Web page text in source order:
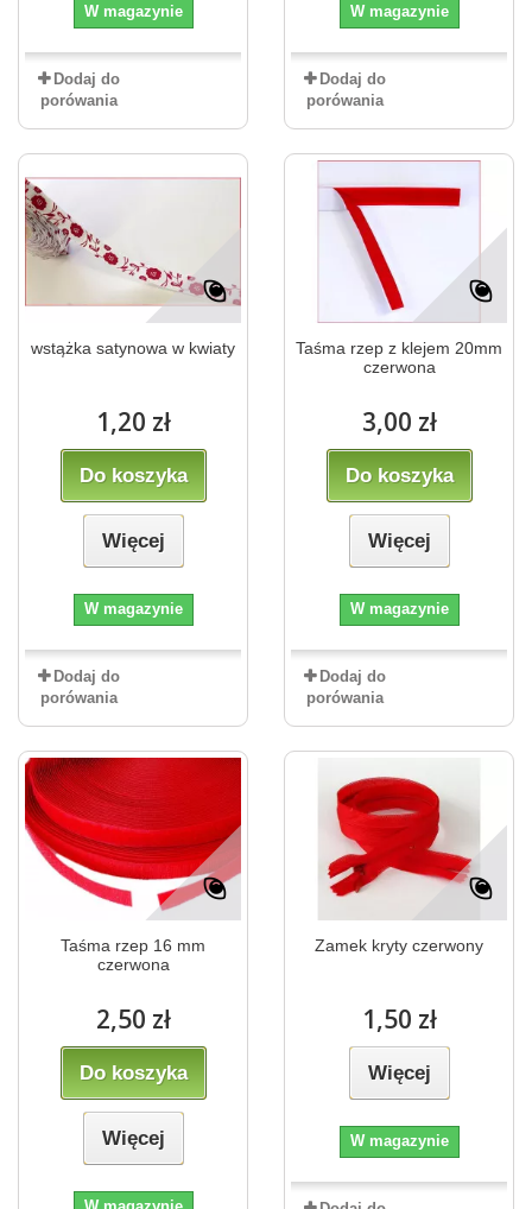
W magazynie
Dodaj do
porówania
W magazynie
Dodaj do
porówania
wstążka satynowa w kwiaty
1,20 zł
Do koszyka
Więcej
W magazynie
Dodaj do
porówania
Taśma rzep z klejem 20mm
czerwona
3,00 zł
Do koszyka
Więcej
W magazynie
Dodaj do
porówania
Taśma rzep 16 mm
czerwona
2,50 zł
Do koszyka
Więcej
Zamek kryty czerwony
1,50 zł
Więcej
W magazynie